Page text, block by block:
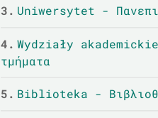
3. Uniwersytet -
4. Wydziały
τμήματα
5. Biblioteka -